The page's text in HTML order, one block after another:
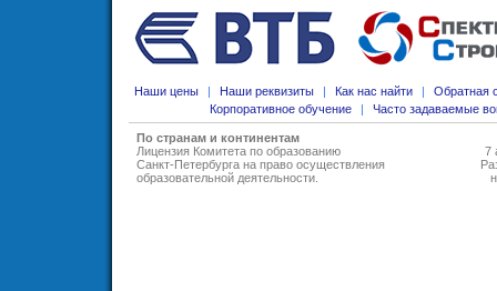
Наши цены | Наши реквизиты | Как нас найти |
Обратная
Корпоративное обучение
| Часто задаваемые
По странам и континентам
Лицензия Комитета по образованию
Санкт-Петербурга на право осуществления
образовательной деятельности
7